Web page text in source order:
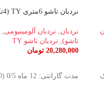
نردبان تاشو 6متری TY (4تکه)
نردبان نردبان آلومینیومی
تاشو) نردبان تاشو TY
20,280,000 تومان
مدت گارانتی: 12 ماه ‫0/5 ‫(0 نظر)